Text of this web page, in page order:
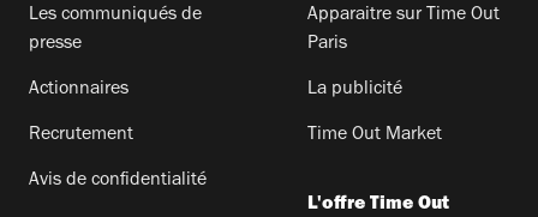
Les communiqués de
presse
Actionnaires
Recrutement
Avis de confidentialité
Apparaitre sur Time Out
Paris
La publicité
Time Out Market
L'offre Time Out